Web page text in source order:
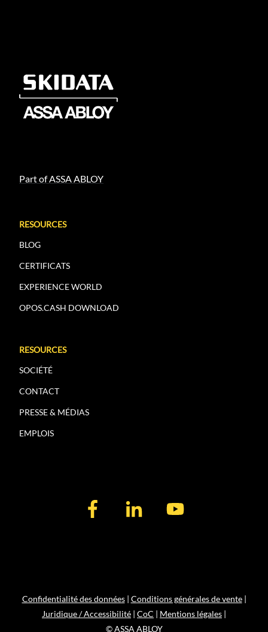
Part of ASSA ABLOY
RESOURCES
BLOG
CERTIFICATS
EXPERIENCE WORLD
OPOS.CASH DOWNLOAD
RESOURCES
SOCIÉTÉ
CONTACT
PRESSE & MÉDIAS
EMPLOIS
Confidentialité des données| Conditions générales de vente|
Juridique / Accessibilité | CoC | Mentions légales |
© ASSA ABLOY